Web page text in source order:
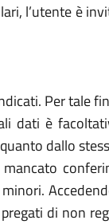
l’utente è
Per tale
dati è
dallo
di non